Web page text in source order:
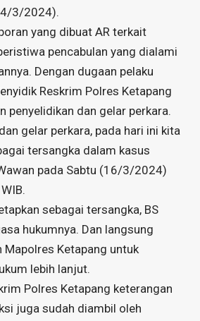
3/2024).
yang dibuat AR terkait
pencabulan yang dialami
Dengan dugaan pelaku
Reskrim Polres Ketapang
penyelidikan dan gelar perkara.
gelar perkara, pada hari ini kita
tersangka dalam kasus
pada Sabtu (16/3/2024)
sebagai tersangka, BS
hukumnya. Dan langsung
Mapolres Ketapang untuk
lebih lanjut.
Polres Ketapang keterangan
juga sudah diambil oleh